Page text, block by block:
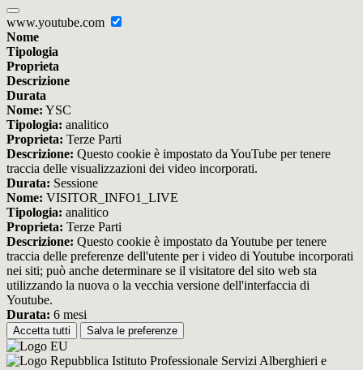
www.youtube.com
Nome
Tipologia
Proprieta
Descrizione
Durata
Nome: YSC
Tipologia: analitico
Proprieta: Terze Parti
Descrizione: Questo cookie è impostato da YouTube per tenere
traccia delle visualizzazioni dei video incorporati.
Durata: Sessione
Nome: VISITOR_INFO1_LIVE
Tipologia: analitico
Proprieta: Terze Parti
Descrizione: Questo cookie è impostato da Youtube per tenere
traccia delle preferenze dell'utente per i video di Youtube incorporati
nei siti; può anche determinare se il visitatore del sito web sta
utilizzando la nuova o la vecchia versione dell'interfaccia di
Youtube.
Durata: 6 mesi
Accetta tutti Salva le preferenze
Istituto Professionale Servizi Alberghieri e